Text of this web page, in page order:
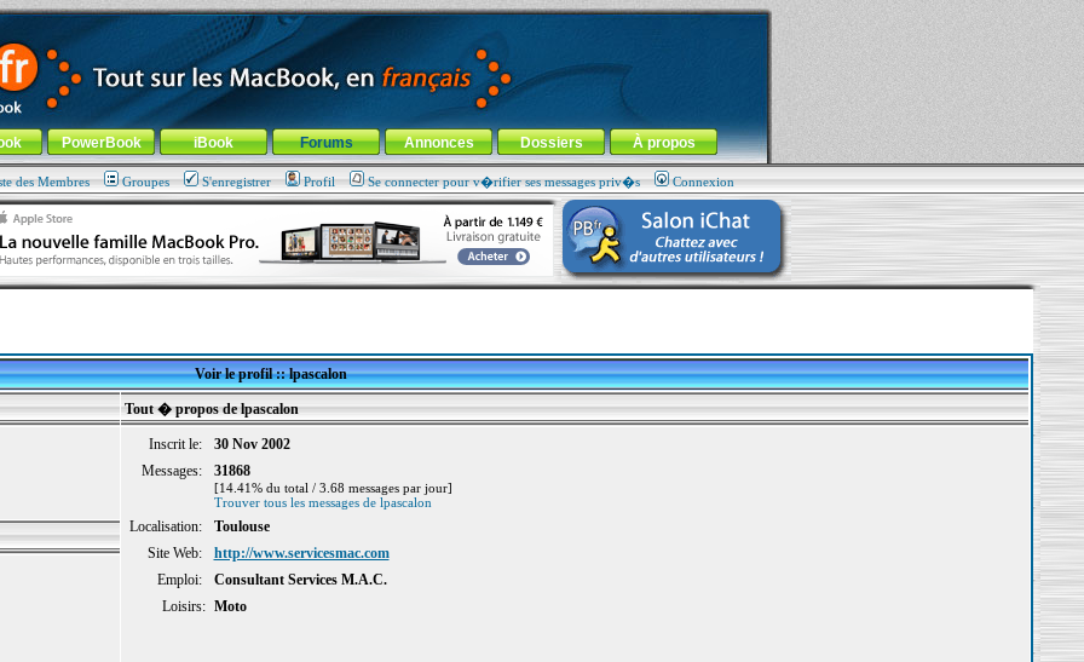
! -Aller au menu de la rubrique
PowerBook iBook Forums Annonces Dossiers À propos
des Membres Groupes S'enregistrer Profil Se connecter pour v�rifier ses messages priv�s Connexion
Voir le profil :: lpascalon
Tout � propos de lpascalon
Inscrit le:
30 Nov 2002
Messages:
31868
[14.41% du total / 3.68 messages par jour]
Trouver tous les messages de lpascalon
Localisation:
Toulouse
Site Web:
http://www.servicesmac.com
Emploi:
Consultant Services M.A.C.
Loisirs: Moto